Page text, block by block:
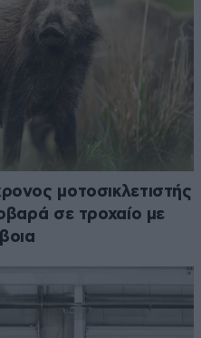
μοτοσικλετιστής
σε τροχαίο με